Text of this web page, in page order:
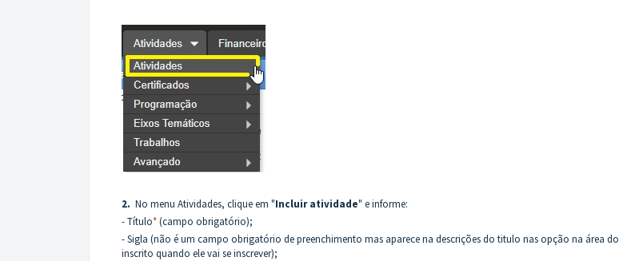
2. No menu Atividades, clique em "Incluiratividade" e informe:
- Título*(campo obrigatório);
- Sigla (não é um campo obrigatório de preenchimento mas aparece na descrições do titulo nas opção na área do
inscrito quando ele vai se inscrever);